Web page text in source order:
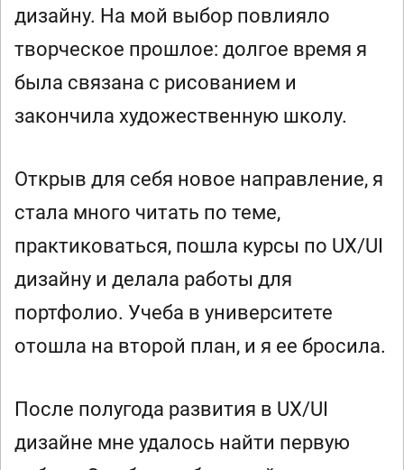
дизайну. На мой выбор повлияло
творческое прошлое: долгое время я
была связана с рисованием и
закончила художественную школу.
Открыв для себя новое направление, я
стала много читать по теме,
практиковаться, пошла курсы по UX/UI
дизайну и делала работы для
портфолио. Учеба в университете
отошла на второй план, и я ее бросила.
После полугода развития в UX/UI
дизайне мне удалось найти первую